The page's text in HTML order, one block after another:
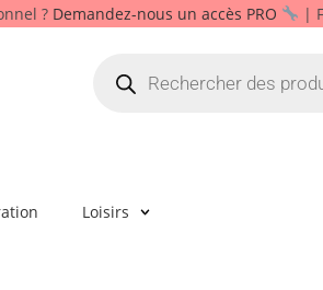
? Demandez-nous un accès PRO |
Loisirs